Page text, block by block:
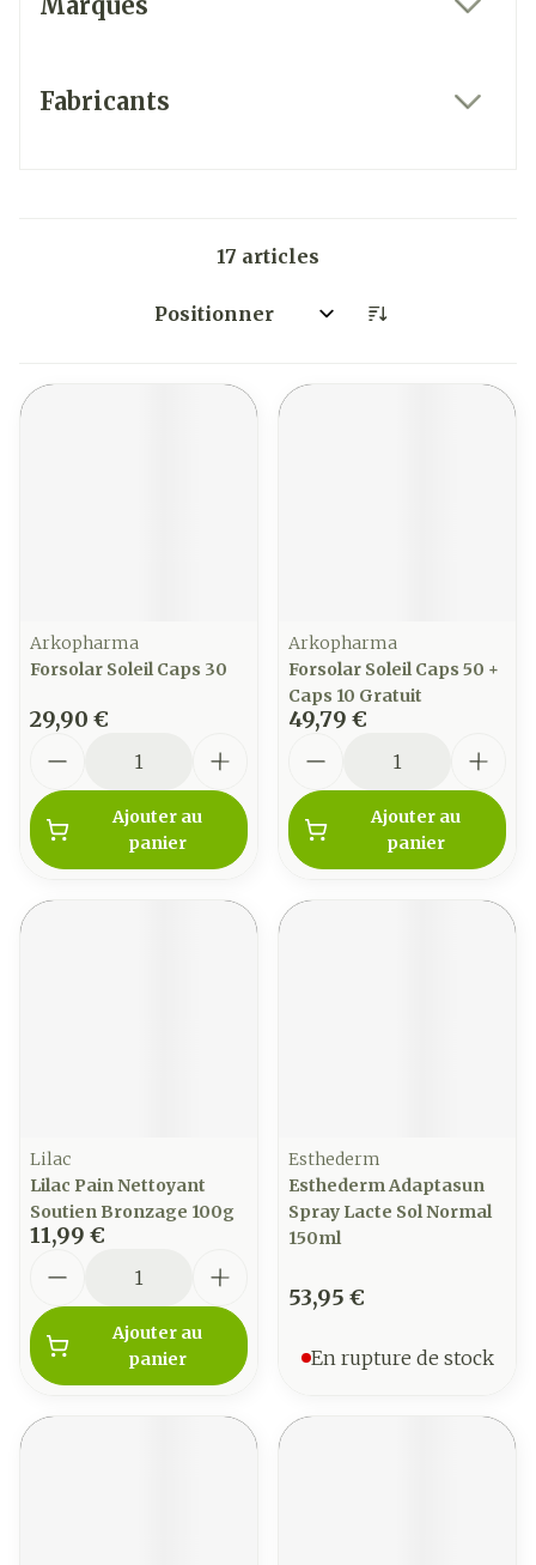
Fabricants
17 articles
Trier par:
Arkopharma
Forsolar Soleil Caps 30
29,90 €
Ajouter au
panier
Arkopharma
Forsolar Soleil Caps 50 +
Caps 10 Gratuit
49,79 €
Ajouter au
panier
Lilac
Lilac Pain Nettoyant
Soutien Bronzage 100g
11,99 €
Ajouter au
panier
Esthederm
Esthederm Adaptasun
Spray Lacte Sol Normal
150ml
53,95 €
En rupture de stock